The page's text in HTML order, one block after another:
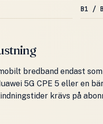
B1 /
bredband endast
5G CPE 5 eller en
krävs på